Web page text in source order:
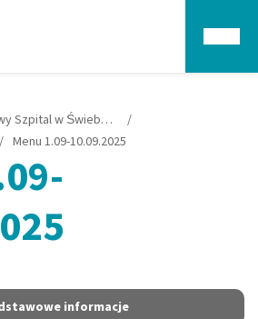
Nowy Szpital w Świebodzinie
/
/ Menu 1.09-10.09.2025
informacje